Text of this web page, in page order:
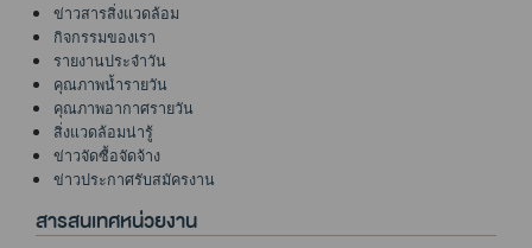
ข่าวสารสิ่งแวดล้อม
กิจกรรมของเรา
รายงานประจำวัน
คุณภาพน้ำรายวัน
คุณภาพอากาศรายวัน
สิ่งแวดล้อมน่ารู้
ข่าวจัดซื้อจัดจ้าง
ข่าวประกาศรับสมัครงาน
สารสนเทศหน่วยงาน